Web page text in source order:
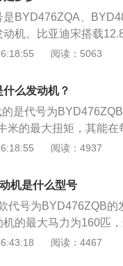
的是麦弗逊独立悬架，
是BYD476ZQA、
机。比亚迪宋搭载
智能网联系统。
，支持车辆远程控制
阅读：5063
么发动机？
是代号为
米的最大扭矩，其能在
转时输出最大扭矩。这
毫米、1680毫米，轴
阅读：4937
机是什么型号
代号为BYD476ZQB
的最大马力为160匹
5200rpm，最大扭矩
阅读：4467